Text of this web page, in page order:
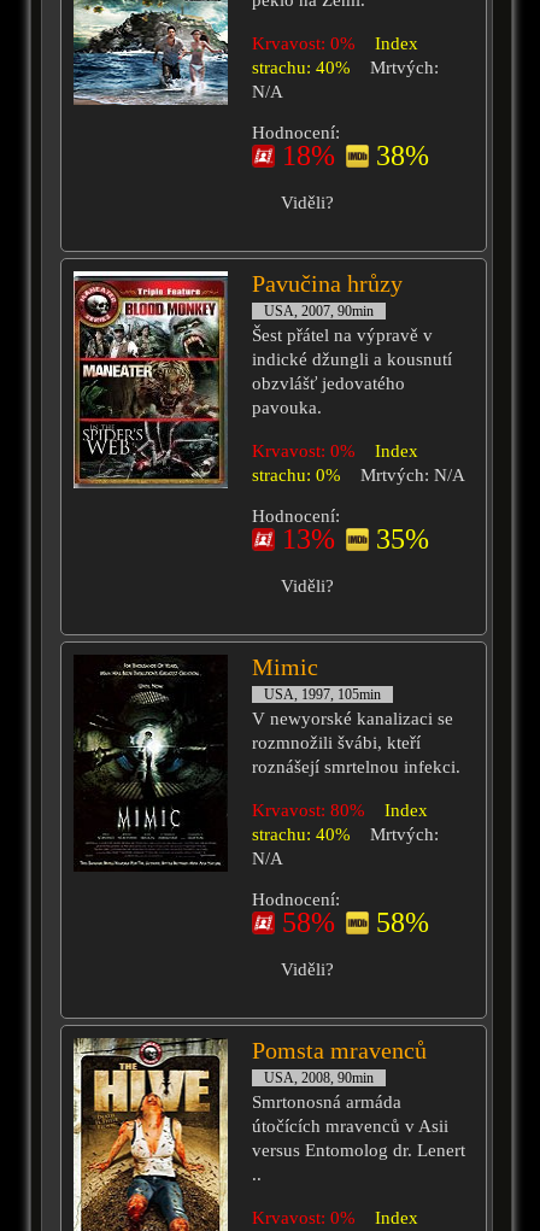
Krvavost: 0%
Index
strachu: 40%
Mrtvých:
N/A
Hodnocení:
18% 38%
Viděli?
Pavučina hrůzy
USA, 2007, 90min
Šest přátel na výpravě v
indické džungli a kousnutí
obzvlášť jedovatého
pavouka.
Krvavost: 0%
Index
strachu: 0%
Mrtvých: N/A
Hodnocení:
13% 35%
Viděli?
Mimic
USA, 1997, 105min
V newyorské kanalizaci se
rozmnožili švábi, kteří
roznášejí smrtelnou infekci.
Krvavost: 80%
Index
strachu: 40%
Mrtvých:
N/A
Hodnocení:
58% 58%
Viděli?
Pomsta mravenců
USA, 2008, 90min
Smrtonosná armáda
útočících mravenců v Asii
versus Entomolog dr. Lenert
..
Krvavost: 0%
Index